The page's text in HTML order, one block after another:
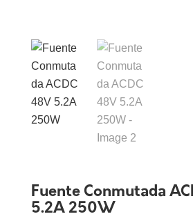
Fuente Conmutada
5.2A 250W